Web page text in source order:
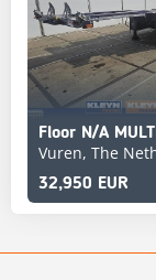
32,950 EUR